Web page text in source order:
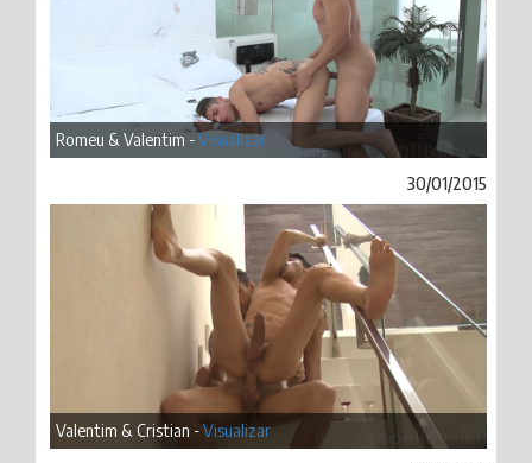
Romeu & Valentim -Visualizar
30/01/2015
Valentim & Cristian -Visualizar